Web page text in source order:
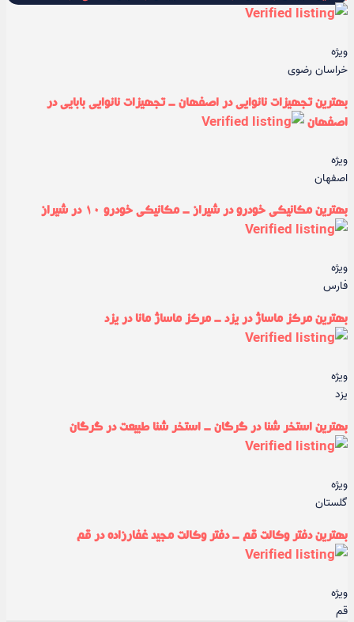
ویژه
خراسان رضوی
بهترین تجهیزات نانوایی در اصفهان - تجهیزات نانوایی بابایی در
اصفهان
ویژه
اصفهان
بهترین مکانیکی خودرو در شیراز - مکانیکی خودرو ۱۰ در شیراز
ویژه
فارس
بهترین مرکز ماساژ در یزد - مرکز ماساژ مانا در یزد
ویژه
یزد
بهترین استخر شنا در گرگان - استخر شنا طبیعت در گرگان
ویژه
گلستان
بهترین دفتر وکالت قم - دفتر وکالت مجید غفارزاده در قم
ویژه
قم